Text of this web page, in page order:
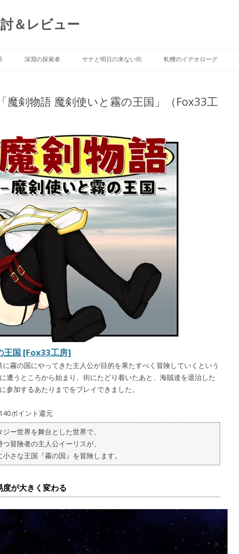
＆レビュー
深淵の探索者 サナと明日の来ない街 軋轢のイデオローグ
魔剣物語 魔剣使いと霧の王国」（Fox33工
王国 [Fox33工房]
霧の国にやってきた主人公が目的を果たすべく冒険していくという
遭うところから始まり、街にたどり着いたあと、海賊達を退治した
参加するあたりまでをプレイできました。
ポイント還元
ー世界を舞台とした世界で、
冒険者の主人公イーリスが、
さな王国『霧の国』を冒険します。
が大きく変わる